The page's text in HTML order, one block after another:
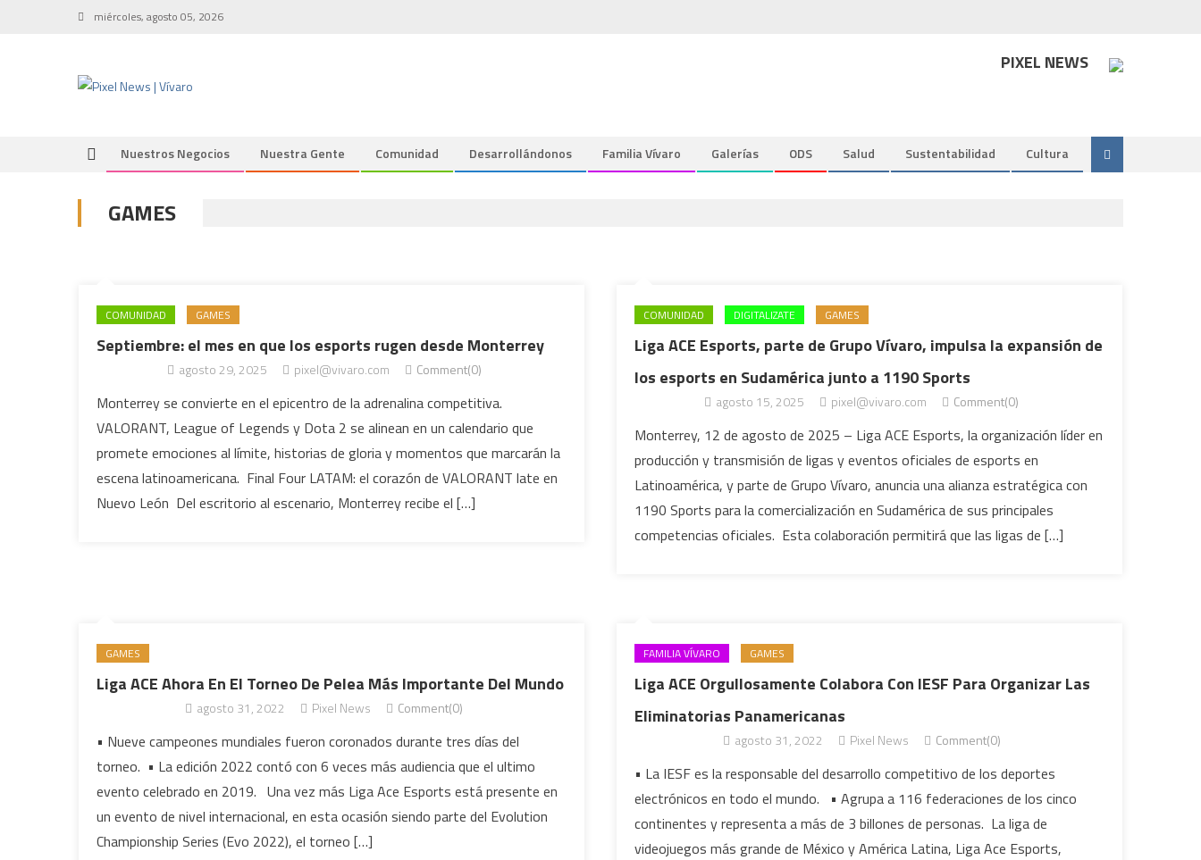
miércoles, agosto 05, 2026
PIXEL NEWS
Nuestros Negocios Nuestra Gente Comunidad Desarrollándonos Familia Vívaro Galerías ODS Salud Sustentabilidad Cultura
GAMES
COMUNIDAD GAMES
Septiembre: el mes en que los esports rugen desde Monterrey
agosto 29, 2025 pixel@vivaro.com Comment(0)
Monterrey se convierte en el epicentro de la adrenalina competitiva.
VALORANT, League of Legends y Dota 2 se alinean en un calendario que
promete emociones al límite, historias de gloria y momentos que marcarán la
escena latinoamericana. Final Four LATAM: el corazón de VALORANT late en
Nuevo León Del escritorio al escenario, Monterrey recibe el […]
COMUNIDAD DIGITALIZATE GAMES
Liga ACE Esports, parte de Grupo Vívaro, impulsa la expansión de
los esports en Sudamérica junto a 1190 Sports
agosto 15, 2025 pixel@vivaro.com Comment(0)
Monterrey, 12 de agosto de 2025 – Liga ACE Esports, la organización líder en
producción y transmisión de ligas y eventos oficiales de esports en
Latinoamérica, y parte de Grupo Vívaro, anuncia una alianza estratégica con
1190 Sports para la comercialización en Sudamérica de sus principales
competencias oficiales. Esta colaboración permitirá que las ligas de […]
GAMES
Liga ACE Ahora En El Torneo De Pelea Más Importante Del Mundo
agosto 31, 2022 Pixel News Comment(0)
• Nueve campeones mundiales fueron coronados durante tres días del
torneo. • La edición 2022 contó con 6 veces más audiencia que el ultimo
evento celebrado en 2019. Una vez más Liga Ace Esports está presente en
un evento de nivel internacional, en esta ocasión siendo parte del Evolution
Championship Series (Evo 2022), el torneo […]
FAMILIA VÍVARO GAMES
Liga ACE Orgullosamente Colabora Con IESF Para Organizar Las
Eliminatorias Panamericanas
agosto 31, 2022 Pixel News Comment(0)
• La IESF es la responsable del desarrollo competitivo de los deportes
electrónicos en todo el mundo. • Agrupa a 116 federaciones de los cinco
continentes y representa a más de 3 billones de personas. La liga de
videojuegos más grande de México y América Latina, Liga Ace Esports,